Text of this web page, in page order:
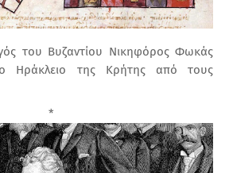
του Βυζαντίου Νικηφόρος Φωκάς
Ηράκλειο της Κρήτης από τους
*